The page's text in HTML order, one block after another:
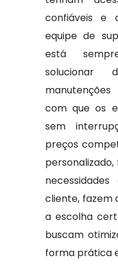
confiáveis e
equipe de
está
solucionar
com que os
sem
preços
cliente, fazem
a escolha
buscam
forma prática